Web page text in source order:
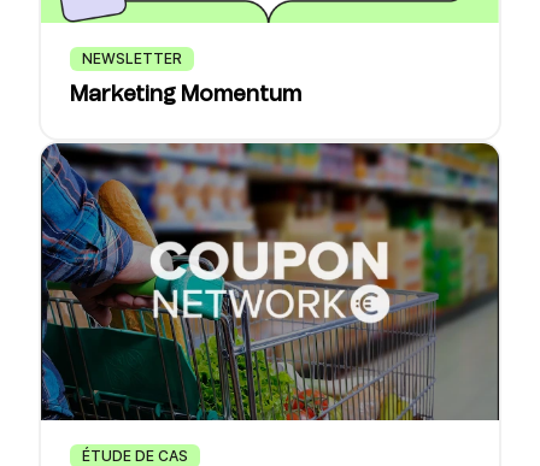
NEWSLETTER
Marketing Momentum
ÉTUDE DE CAS